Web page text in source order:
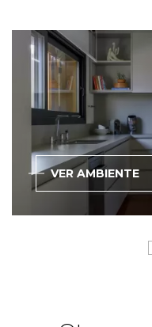
VER AMBIENTE